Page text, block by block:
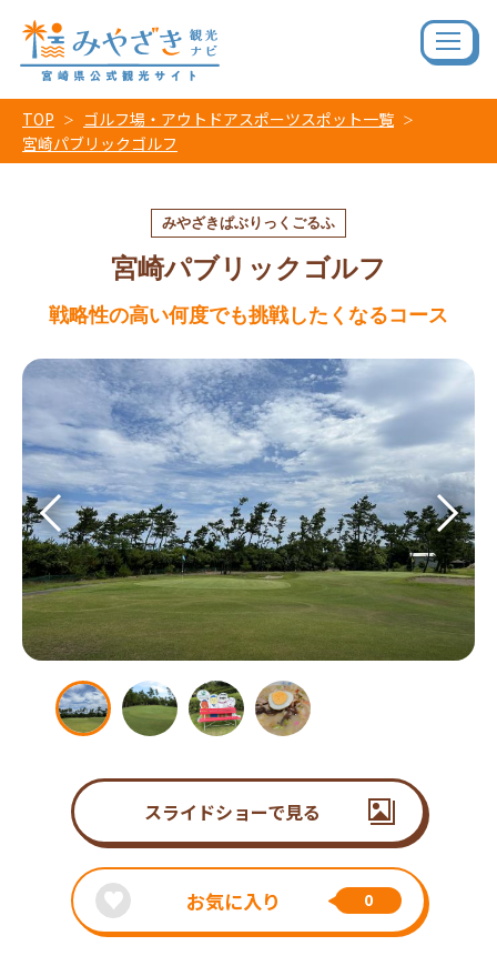
TOP
ゴルフ場・アウトドアスポーツスポット一覧
宮崎パブリックゴルフ
みやざきぱぶりっくごるふ
宮崎パブリックゴルフ
戦略性の高い何度でも挑戦したくなるコース
スライドショーで見る
お気に入り 0